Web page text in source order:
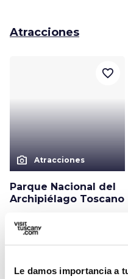
Le damos importancia a
Atracciones
photo_camera Atracciones
Parque Nacional del
Archipiélago Toscano
favorite_border
Eventos